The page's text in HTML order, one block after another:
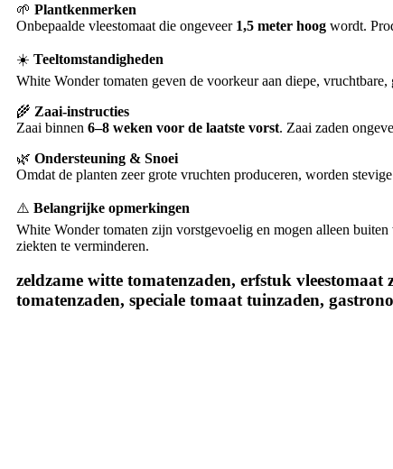
🌱 Plantkenmerken
Onbepaalde vleestomaat die ongeveer 1,5 meter hoog wordt.
☀️ Teeltomstandigheden
White Wonder tomaten geven de voorkeur aan diepe,
🌾 Zaai-instructies
Zaai binnen 6–8 weken voor de laatste vorst. Zaai zaden
🌿 Ondersteuning & Snoei
Omdat de planten zeer grote vruchten produceren, worden
⚠️ Belangrijke opmerkingen
White Wonder tomaten zijn vorstgevoelig en mogen alleen
ziekten te verminderen.
zeldzame witte tomatenzaden, erfstuk
tomatenzaden, speciale tomaat tuinzaden,